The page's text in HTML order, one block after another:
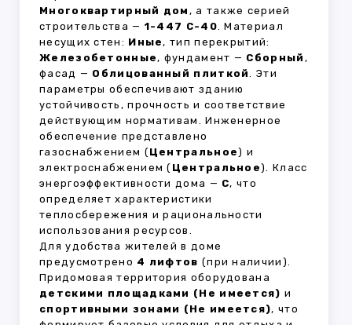
Многоквартирный дом , а также серией
строительства — 1-447 С-40. Материал
несущих стен: Иные, тип перекрытий:
Железобетонные, фундамент — Сборный ,
фасад — Облицованный плиткой. Эти
параметры обеспечивают зданию
устойчивость, прочность и соответствие
действующим нормативам. Инженерное
обеспечение представлено
газоснабжением (Центральное) и
электроснабжением ( Центральное). Класс
энергоэффективности дома — C, что
определяет характеристики
теплосбережения и рациональности
использования ресурсов.
Для удобства жителей в доме
предусмотрено 4 лифтов (при наличии).
Придомовая территория оборудована
детскими площадками (Не имеется) и
спортивными зонами (Не имеется), что